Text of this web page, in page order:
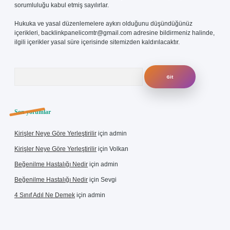
sorumluluğu kabul etmiş sayılırlar.
Hukuka ve yasal düzenlemelere aykırı olduğunu düşündüğünüz
içerikleri, backlinkpanelicomtr@gmail.com adresine bildirmeniz halinde,
ilgili içerikler yasal süre içerisinde sitemizden kaldırılacaktır.
Son yorumlar
Kirişler Neye Göre Yerleştirilir için admin
Kirişler Neye Göre Yerleştirilir için Volkan
Beğenilme Hastalığı Nedir için admin
Beğenilme Hastalığı Nedir için Sevgi
4 Sınıf Adıl Ne Demek için admin